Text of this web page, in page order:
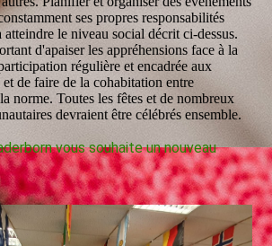
ses propres responsabilités
atteindre le niveau social décrit ci-dessus.
d'apaiser les appréhensions face à la
régulière et encadrée aux
de faire de la cohabitation entre
norme. Toutes les fêtes et de nombreux
devraient être célébrés ensemble.
vous souhaite un nouveau